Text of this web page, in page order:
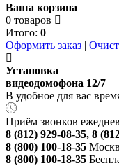
Ваша корзина
0 товаров
Итого: 0
Оформить заказ |
Установка
видеодомофона 12/7
В удобное для вас
Приём звонков
8 (812) 929-08-35, 8
8 (800) 100-18-35
8 (800) 100-18-35